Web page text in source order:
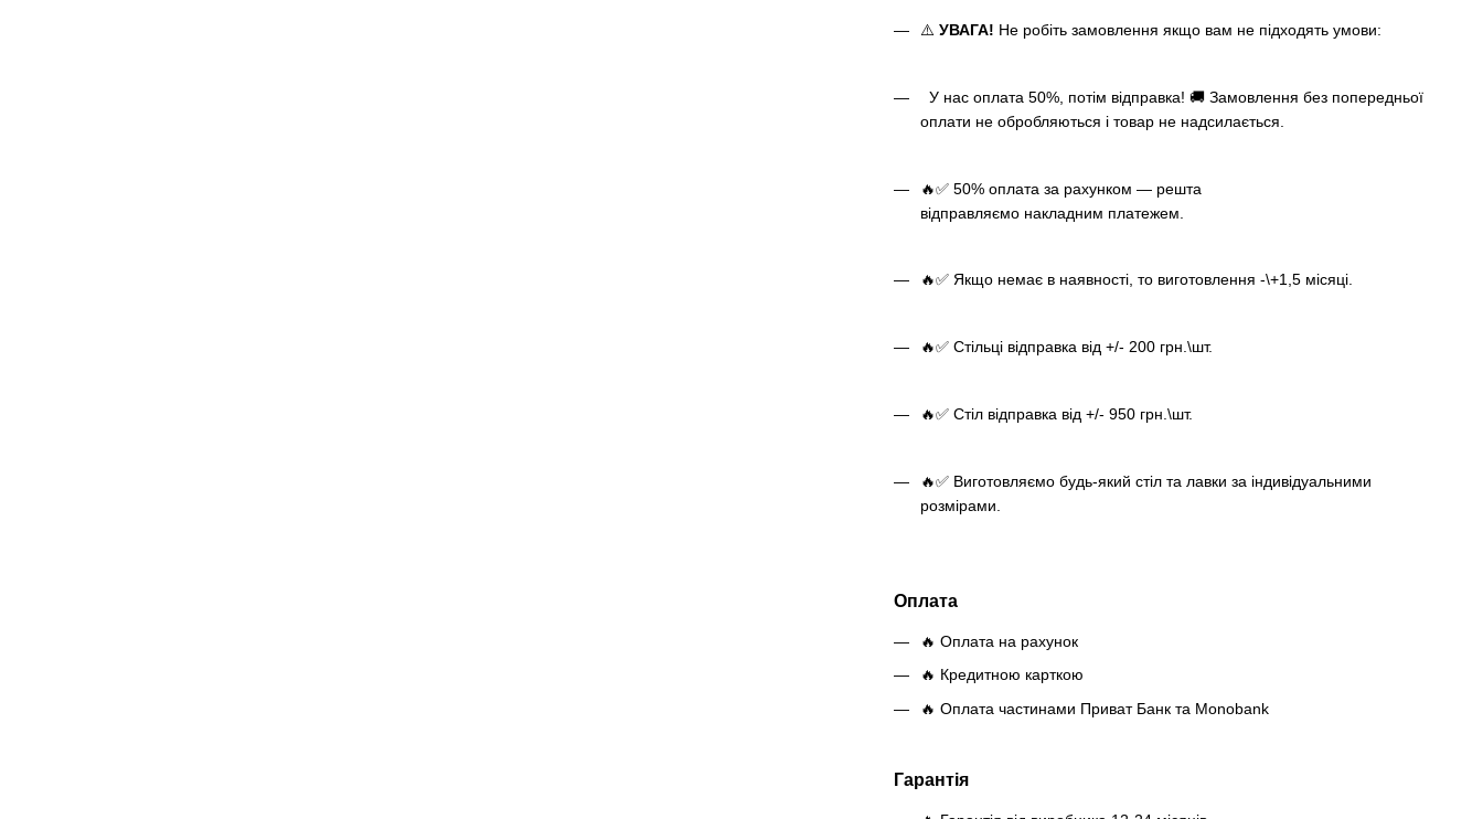
⚠️УВАГА! Не робіть замовлення якщо вам не підходять умови:
У нас оплата 50%, потім відправка! 🚚 Замовлення без попередньої
оплати не обробляються і товар не надсилається.
🔥✅ 50% оплата за рахунком — решта
відправляємо накладним платежем.
🔥✅ Якщо немає в наявності, то виготовлення -\+1,5 місяці.
🔥✅ Стільці відправка від +/- 200 грн.\шт.
🔥✅ Стіл відправка від +/- 950 грн.\шт.
🔥✅ Виготовляємо будь-який стіл та лавки за індивідуальними
розмірами.
Оплата
🔥 Оплата на рахунок
🔥 Кредитною карткою
🔥 Оплата частинами Приват Банк та Monobank
Гарантія